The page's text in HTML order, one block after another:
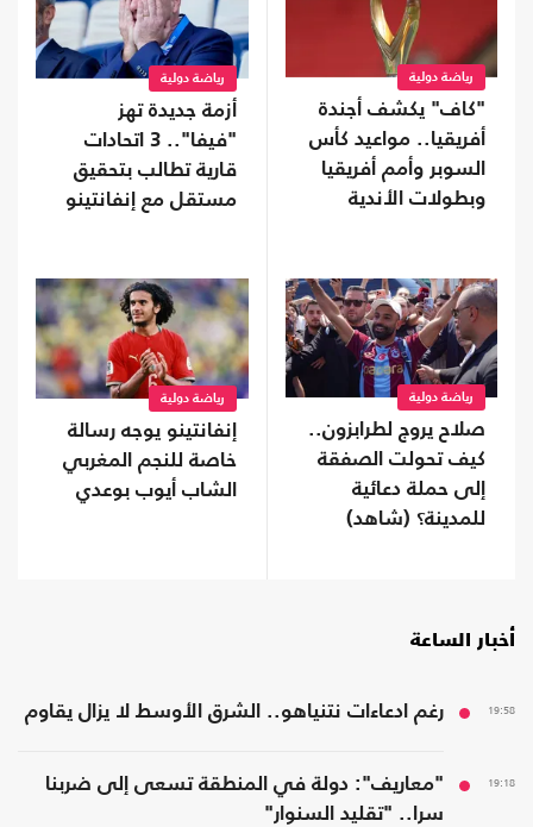
رياضة دولية
"كاف" يكشف أجندة
أفريقيا.. مواعيد كأس
السوبر وأمم أفريقيا
وبطولات الأندية
رياضة دولية
أزمة جديدة تهز
"فيفا".. 3 اتحادات
قارية تطالب بتحقيق
مستقل مع إنفانتينو
رياضة دولية
صلاح يروج لطرابزون..
كيف تحولت الصفقة
إلى حملة دعائية
للمدينة؟ (شاهد)
رياضة دولية
إنفانتينو يوجه رسالة
خاصة للنجم المغربي
الشاب أيوب بوعدي
أخبار الساعة
19:58 رغم ادعاءات نتنياهو.. الشرق الأوسط لا يزال يقاوم
19:18
"معاريف": دولة في المنطقة تسعى إلى ضربنا
سرا.. "تقليد السنوار"